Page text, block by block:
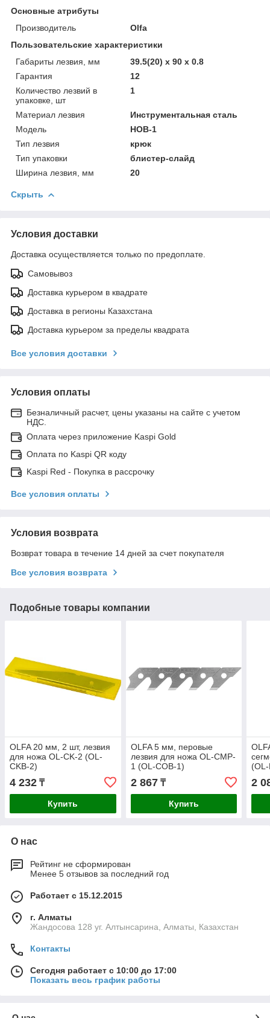
Основные атрибуты
Производитель
Olfa
Пользовательские характеристики
Габариты лезвия, мм
39.5(20) х 90 х 0.8
Гарантия
12
Количество лезвий в
упаковке, шт
1
Материал лезвия
Инструментальная сталь
Модель
HOB-1
Тип лезвия
крюк
Тип упаковки
блистер-слайд
Ширина лезвия, мм
20
Скрыть
Условия доставки
Доставка осуществляется только по предоплате.
Самовывоз
Доставка курьером в квадрате
Доставка в регионы Казахстана
Доставка курьером за пределы квадрата
Все условия доставки
Условия оплаты
Безналичный расчет, цены указаны на сайте с учетом
НДС.
Оплата через приложение Kaspi Gold
Оплата по Kaspi QR коду
Kaspi Red - Покупка в рассрочку
Все условия оплаты
Условия возврата
Возврат товара в течение 14 дней за счет покупателя
Все условия возврата
Подобные товары компании
OLFA 20 мм, 2 шт, лезвия
для ножа OL-CK-2 (OL-
CKB-2)
4 232 ₸
Купить
OLFA 5 мм, перовые
лезвия для ножа OL-CMP-
1 (OL-COB-1)
2 867₸
Купить
2
О нас
Рейтинг не сформирован
Менее 5 отзывов за последний год
Работает с 15.12.2015
г. Алматы
Жандосова 128 уг. Алтынсарина, Алматы, Казахстан
Контакты
Сегодня работает с 10:00 до 17:00
Показать весь график работы